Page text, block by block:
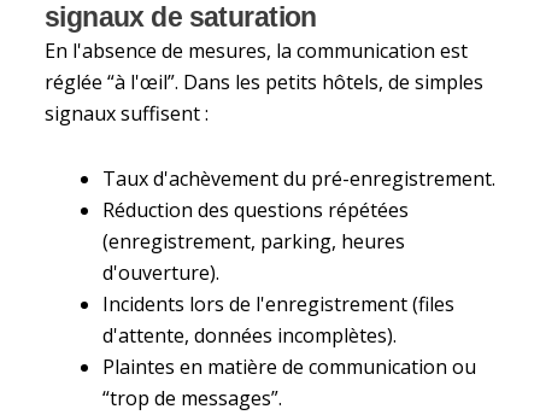
signaux de saturation
En l'absence de mesures, la communication est
réglée “à l'œil”. Dans les petits hôtels, de simples
signaux suffisent :
Taux d'achèvement du pré-enregistrement.
Réduction des questions répétées
(enregistrement, parking, heures
d'ouverture).
Incidents lors de l'enregistrement (files
d'attente, données incomplètes).
Plaintes en matière de communication ou
“trop de messages”.